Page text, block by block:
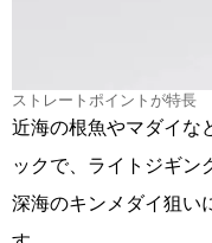
ストレートポイントが特長
近海の根魚やマダイな
ックで、ライトジギン
深海のキンメダイ狙い